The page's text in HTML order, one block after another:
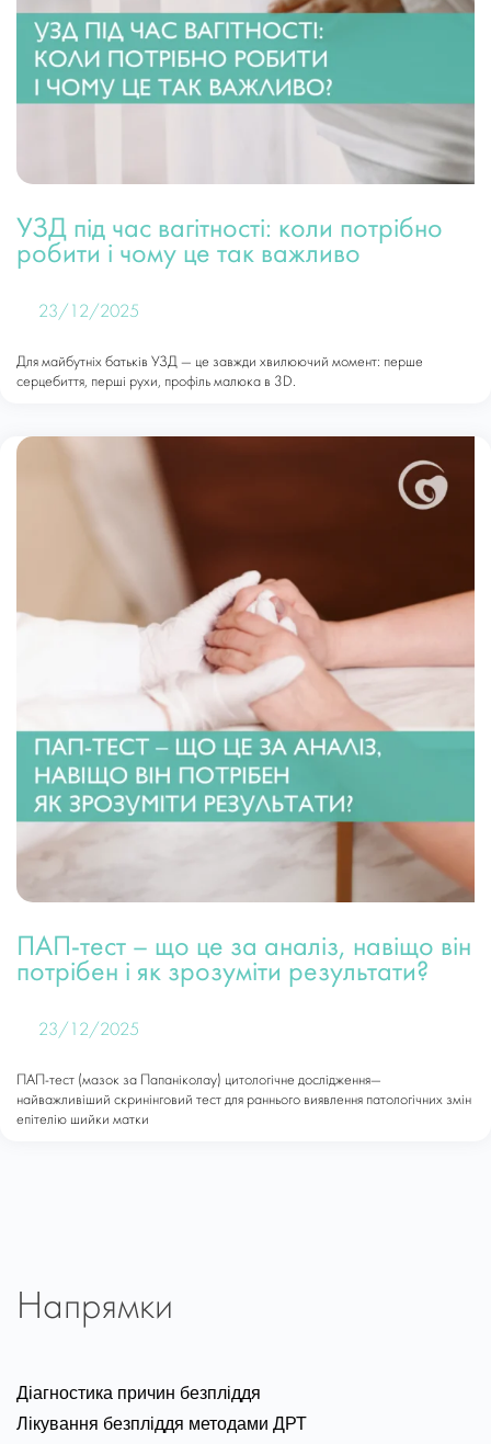
УЗД під час вагітності: коли потрібно
робити і чому це так важливо
23/12/2025
Для майбутніх батьків УЗД — це завжди хвилюючий момент: перше
серцебиття, перші рухи, профіль малюка в 3D.
ПАП-тест – що це за аналіз, навіщо він
потрібен і як зрозуміти результати?
23/12/2025
ПАП-тест (мазок за Папаніколау) цитологічне дослідження—
найважливіший скринінговий тест для раннього виявлення патологічних змін
епітелію шийки матки
Напрямки
Діагностика причин безпліддя
Лікування безпліддя методами ДРТ